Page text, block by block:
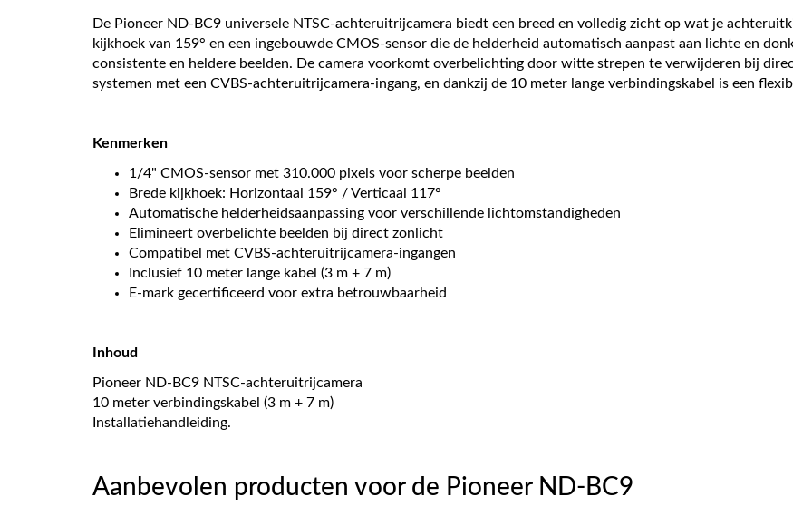
De Pioneer ND-BC9 universele NTSC-achteruitrijcamera biedt een breed en volledig zicht op wat je
kijkhoek van 159° en een ingebouwde CMOS-sensor die de helderheid automatisch aanpast aan lichte en
consistente en heldere beelden. De camera voorkomt overbelichting door witte strepen te verwijderen bij
systemen met een CVBS-achteruitrijcamera-ingang, en dankzij de 10 meter lange verbindingskabel is een
Kenmerken
1/4" CMOS-sensor met 310.000 pixels voor scherpe beelden
Brede kijkhoek: Horizontaal 159° / Verticaal 117°
Automatische helderheidsaanpassing voor verschillende lichtomstandigheden
Elimineert overbelichte beelden bij direct zonlicht
Compatibel met CVBS-achteruitrijcamera-ingangen
Inclusief 10 meter lange kabel (3 m + 7 m)
E-mark gecertificeerd voor extra betrouwbaarheid
Inhoud
Pioneer ND-BC9 NTSC-achteruitrijcamera
10 meter verbindingskabel (3 m + 7 m)
Installatiehandleiding.
Aanbevolen producten voor de Pioneer ND-BC9